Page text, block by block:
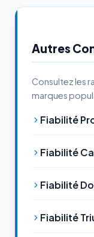
Autres
Consultez les
marques
Fiabilité
Fiabilité
Fiabilité
Fiabilité